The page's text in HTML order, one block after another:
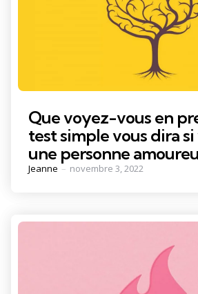
Que voyez-vous en
test simple vous dira si
une personne
Posted
Jeanne novembre 3, 2022